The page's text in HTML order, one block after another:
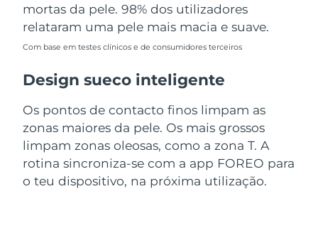
mortas da pele. 98% dos utilizadores
relataram uma pele mais macia e suave.
Com base em testes clínicos e de consumidores terceiros
Design sueco inteligente
Os pontos de contacto finos limpam as
zonas maiores da pele. Os mais grossos
limpam zonas oleosas, como a zona T. A
rotina sincroniza-se com a app FOREO para
o teu dispositivo, na próxima utilização.
Vietnã Entrega prevista